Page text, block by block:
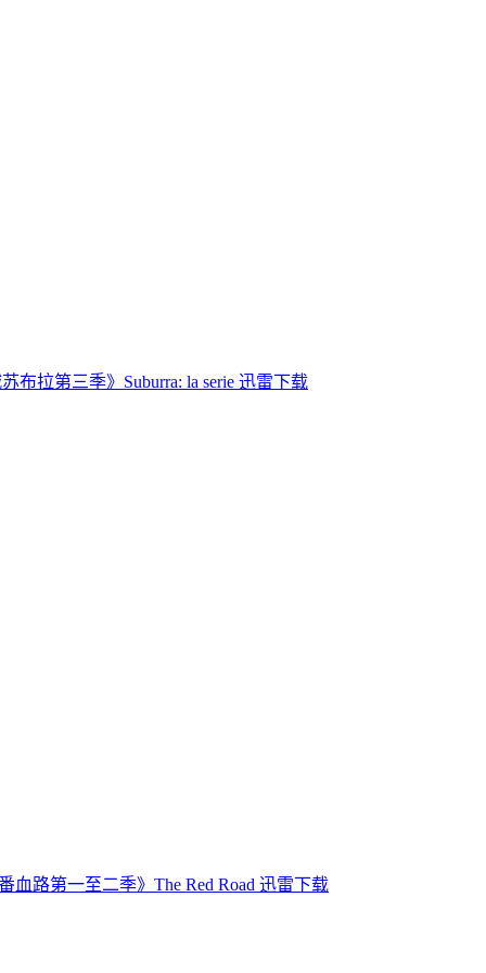
布拉第三季》Suburra: la serie 迅雷下载
血路第一至二季》The Red Road 迅雷下载